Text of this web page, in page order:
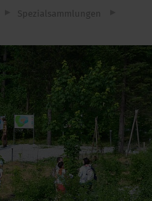
Spezialsammlungen